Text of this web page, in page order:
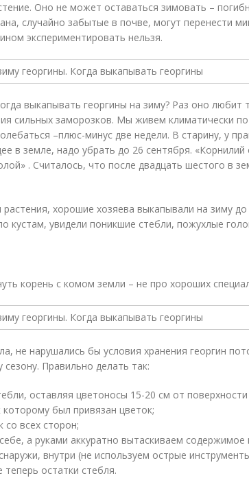
Оно не может оставаться зимовать –
случайно забытые в почве, могут перенести
экспериментировать нельзя.
выкапывать георгины на зиму? Раз оно любит
сильных заморозков. Мы живем климатически
–плюс-минус две недели. В старину, у
в земле, надо убрать до 26 сентября. «Корнилий
. Считалось, что после двадцать шестого в
растения, хорошие хозяева выкапывали на зиму до
кустам, увидели поникшие стебли, пожухлые
корень с комом земли – не про хороших
не нарушались бы условия хранения георгин
Правильно делать так:
оставляя цветоносы 15-20 см от
был привязан цветок;
со всех сторон;
а руками аккуратно вытаскиваем содержимое
внутри (не используем острые
остатки стебля.